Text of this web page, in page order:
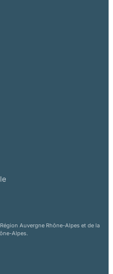
Auvergne Rhône-Alpes et de la
Alpes.